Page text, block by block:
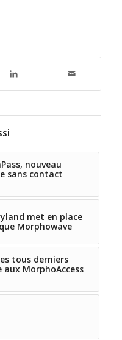
nouveau
sans contact
met en place
Morphowave
tous derniers
aux MorphoAccess